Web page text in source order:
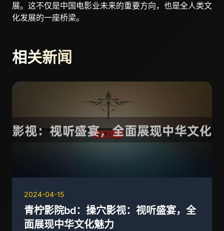
展。这不仅是中国电影业未来的重要方向，也是全人类文
化发展的一座桥梁。
相关新闻
2024-04-15
青柠影院bd：操穴影视：视听盛宴，全
面展现中华文化魅力